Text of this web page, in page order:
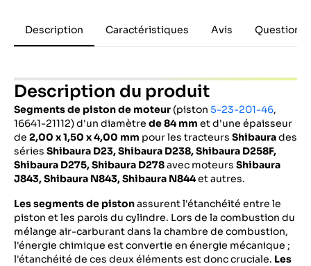
Description Caractéristiques Avis Questions
Description du produit
Segments de piston de moteur (piston 5-23-201-46,
16641-21112) d'un diamètre de 84 mm et d'une épaisseur
de 2,00 x 1,50 x 4,00 mm pour les tracteurs Shibaurades
séries Shibaura D23, Shibaura D238, Shibaura D258F,
Shibaura D275, Shibaura D278avec moteurs Shibaura
J843, Shibaura N843, Shibaura N844et autres.
Les segments de pistonassurent l'étanchéité entre le
piston et les parois du cylindre. Lors de la combustion du
mélange air-carburant dans la chambre de combustion,
l'énergie chimique est convertie en énergie mécanique ;
l'étanchéité de ces deux éléments est donc cruciale. Les